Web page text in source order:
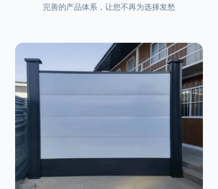
完善的产品体系，让您不再为选择发愁